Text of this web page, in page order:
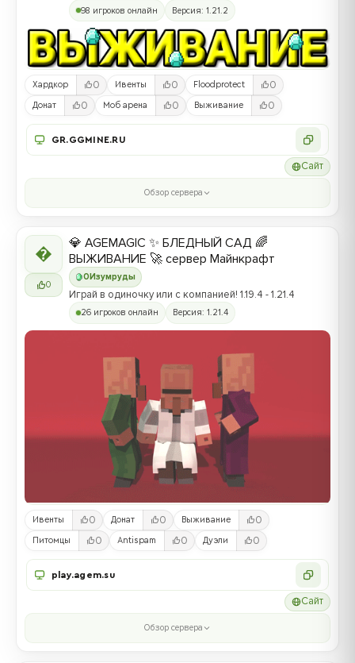
98 игроков онлайн Версия: 1.21.2
Хардкор 0 Ивенты 0 Floodprotect 0
Донат 0 Моб арена 0 Выживание 0
GR.GGMINE.RU
Сайт
Обзор сервера

0
0 Изумруды
💎 AGEMAGIC ✨ БЛЕДНЫЙ САД 🌈
ВЫЖИВАНИЕ 🚀 сервер Майнкрафт
Играй в одиночку или с компанией! 1.19.4 - 1.21.4
26 игроков онлайн Версия: 1.21.4
Ивенты 0 Донат 0 Выживание 0
Питомцы 0 Antispam 0 Дуэли 0
play.agem.su
Сайт
Обзор сервера